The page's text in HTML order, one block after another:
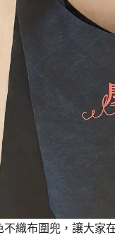
織布圍兜，讓大家